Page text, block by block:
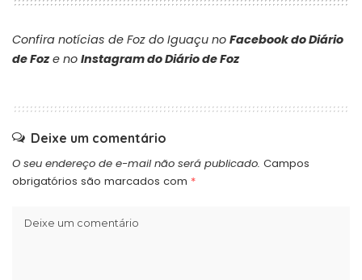
Confira notícias de Foz do Iguaçu no Facebook do Diário
de Foze no Instagram do Diário de Foz
Deixe um comentário
O seu endereço de e-mail não será publicado. Campos
obrigatórios são marcados com *